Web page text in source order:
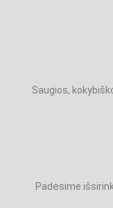
Saugios,
Padėsime